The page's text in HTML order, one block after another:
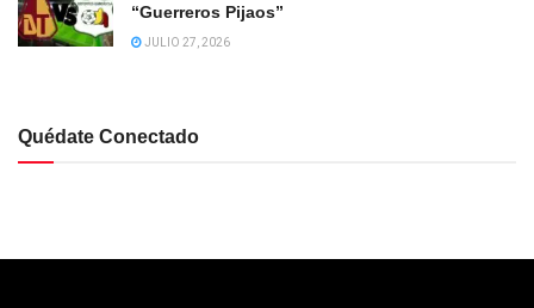
“Guerreros Pijaos”
JULIO 27, 2026
Quédate Conectado